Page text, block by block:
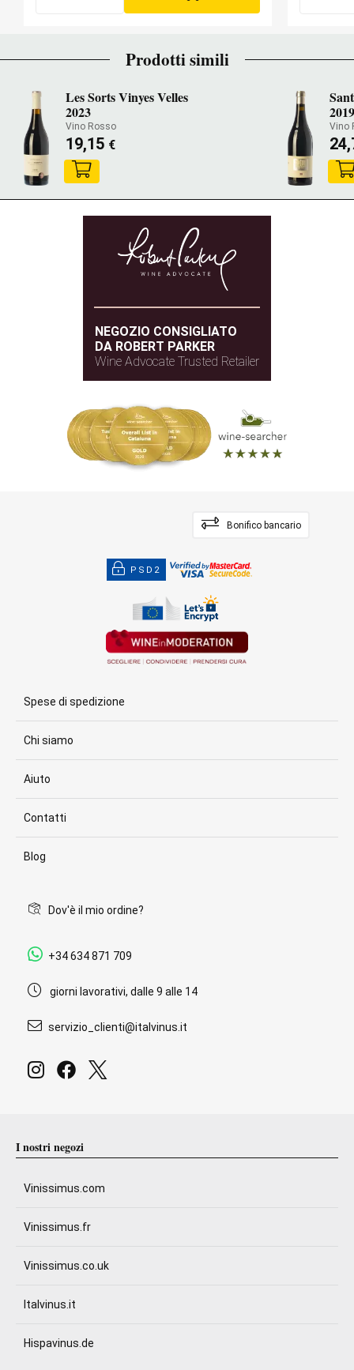
Prodotti simili
Les Sorts Vinyes Velles
2023
Vino Rosso
19,15 €
2019
Vino
NEGOZIO CONSIGLIATO
DA ROBERT PARKER
Wine Advocate Trusted Retailer
Bonifico bancario
PSD2
Spese di spedizione
Chi siamo
Aiuto
Contatti
Blog
Dov'è il mio ordine?
+34 634 871 709
giorni lavorativi, dalle 9 alle 14
servizio_clienti@italvinus.it
I nostri negozi
Vinissimus.com
Vinissimus.fr
Vinissimus.co.uk
Italvinus.it
Hispavinus.de